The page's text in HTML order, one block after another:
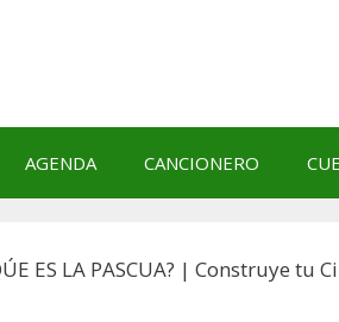
AGENDA CANCIONERO